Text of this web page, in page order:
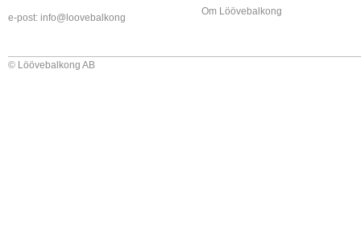
e-post: info@loovebalkong
Om Löövebalkong
© Löövebalkong AB